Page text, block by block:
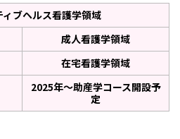
ィブヘルス看護学領域
成人看護学領域
在宅看護学領域
2025年～助産学コース開設予
定